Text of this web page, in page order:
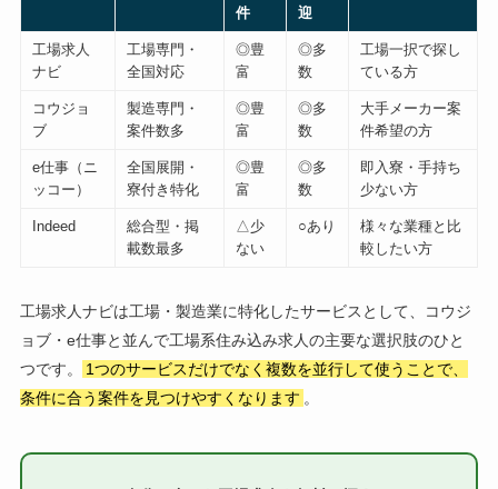
件
迎
工場求人
ナビ
工場専門・
全国対応
◎豊
富
◎多
数
工場一択で探し
ている方
コウジョ
ブ
製造専門・
案件数多
◎豊
富
◎多
数
大手メーカー案
件希望の方
e仕事（ニ
ッコー）
全国展開・
寮付き特化
◎豊
富
◎多
数
即入寮・手持ち
少ない方
Indeed
総合型・掲
載数最多
△少
ない
○あり
様々な業種と比
較したい方
工場求人ナビは工場・製造業に特化したサービスとして、コウジ
ョブ・e仕事と並んで工場系住み込み求人の主要な選択肢のひと
つです。
1つのサービスだけでなく複数を並行して使うことで、
条件に合う案件を見つけやすくなります 。